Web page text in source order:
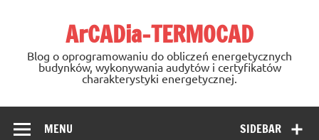
ArCADia-TERMOCAD
Blog o oprogramowaniu do obliczeń energetycznych
budynków, wykonywania audytów i certyfikatów
charakterystyki energetycznej.
SIDEBAR
MENU